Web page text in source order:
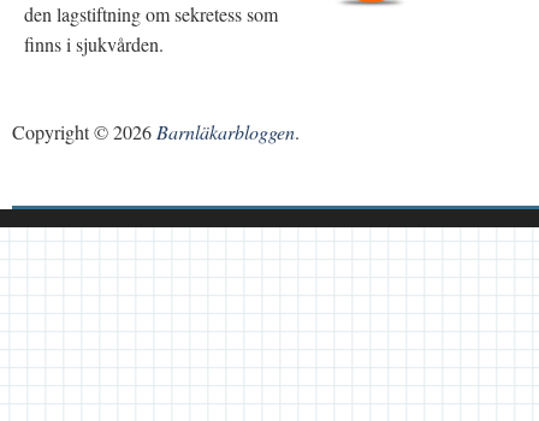
den lagstiftning om sekretess som
finns i sjukvården.
Copyright © 2026 Barnläkarbloggen.